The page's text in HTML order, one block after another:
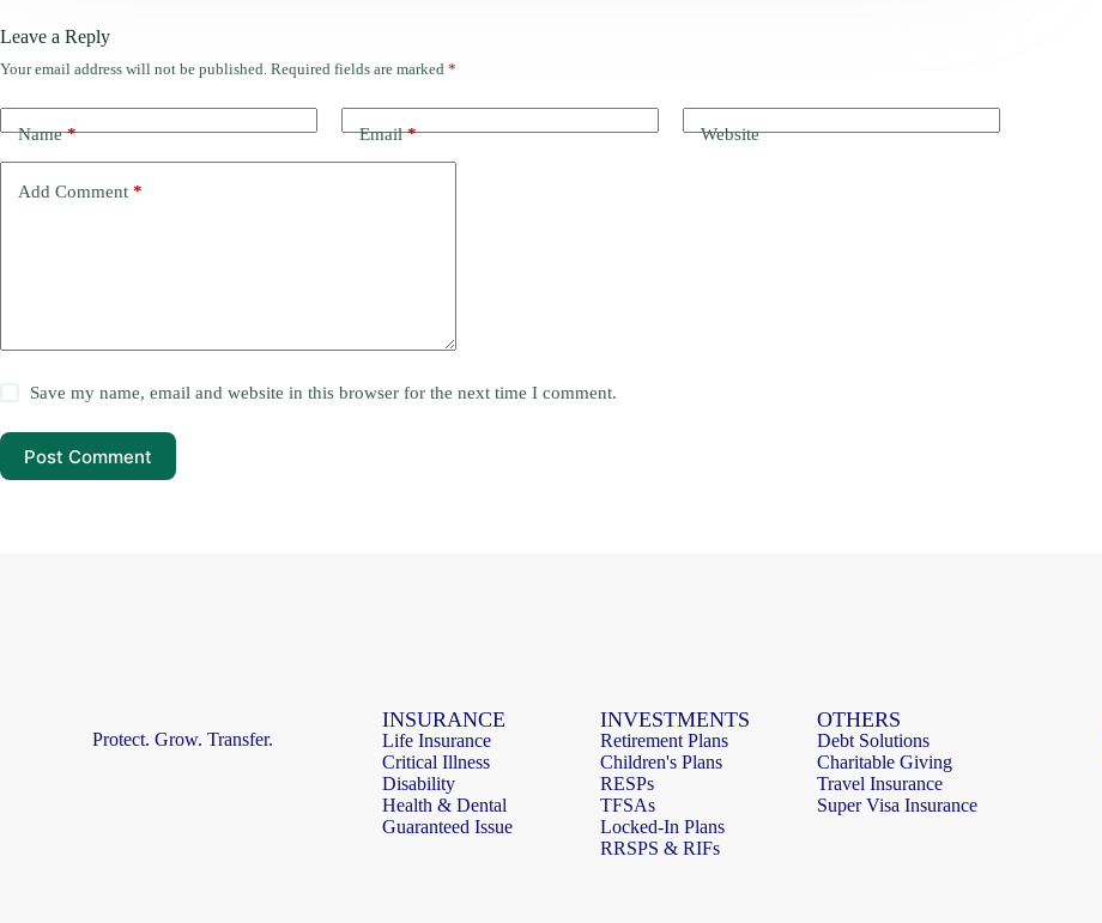
Leave a Reply
Your email address will not be published. Required fields are marked *
Name* Email* Website
Add Comment *
Save my name, email and website in this browser for the next time I comment.
Post Comment
Protect. Grow. Transfer.
INSURANCE
Life Insurance
Critical Illness
Disability
Health & Dental
Guaranteed Issue
INVESTMENTS
Retirement Plans
Children's Plans
RESPs
TFSAs
Locked-In Plans
RRSPS & RIFs
OTHERS
Debt Solutions
Charitable Giving
Travel Insurance
Super Visa Insurance